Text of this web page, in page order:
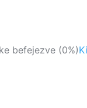
befejezve (0%)